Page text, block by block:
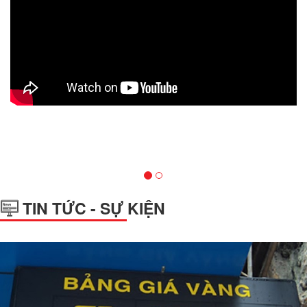
TIN TỨC - SỰ KIỆN